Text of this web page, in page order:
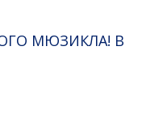
МЮЗИКЛА! В